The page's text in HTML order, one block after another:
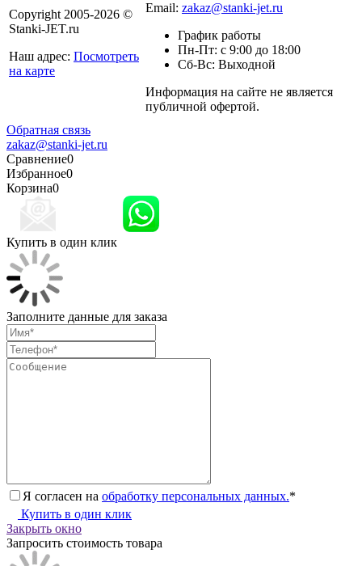
Copyright 2005-2026 ©
Stanki-JET.ru
Наш адрес: Посмотреть
на карте
Email: zakaz@stanki-jet.ru
График работы
Пн-Пт: с 9:00 до 18:00
Сб-Вс: Выходной
Информация на сайте не является
публичной офертой.
Обратная связь
zakaz@stanki-jet.ru
Сравнение0
Избранное0
Корзина0
Купить в один клик
Заполните данные для заказа
Я согласен на обработку персональных данных.*
Купить в один клик
Закрыть окно
Запросить стоимость товара